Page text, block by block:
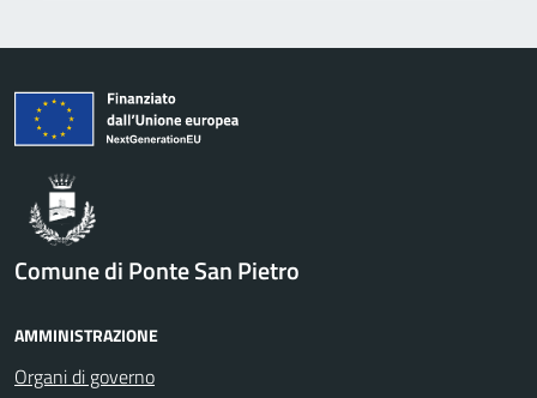
Comune di Ponte San Pietro
AMMINISTRAZIONE
Organi di governo